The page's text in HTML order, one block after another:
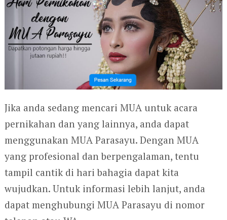
Jika anda sedang mencari MUA untuk acara
pernikahan dan yang lainnya, anda dapat
menggunakan MUA Parasayu. Dengan MUA
yang profesional dan berpengalaman, tentu
tampil cantik di hari bahagia dapat kita
wujudkan. Untuk informasi lebih lanjut, anda
dapat menghubungi MUA Parasayu di nomor